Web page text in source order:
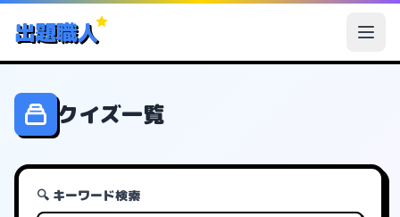
出題職人
クイズ一覧
🔍 キーワード検索